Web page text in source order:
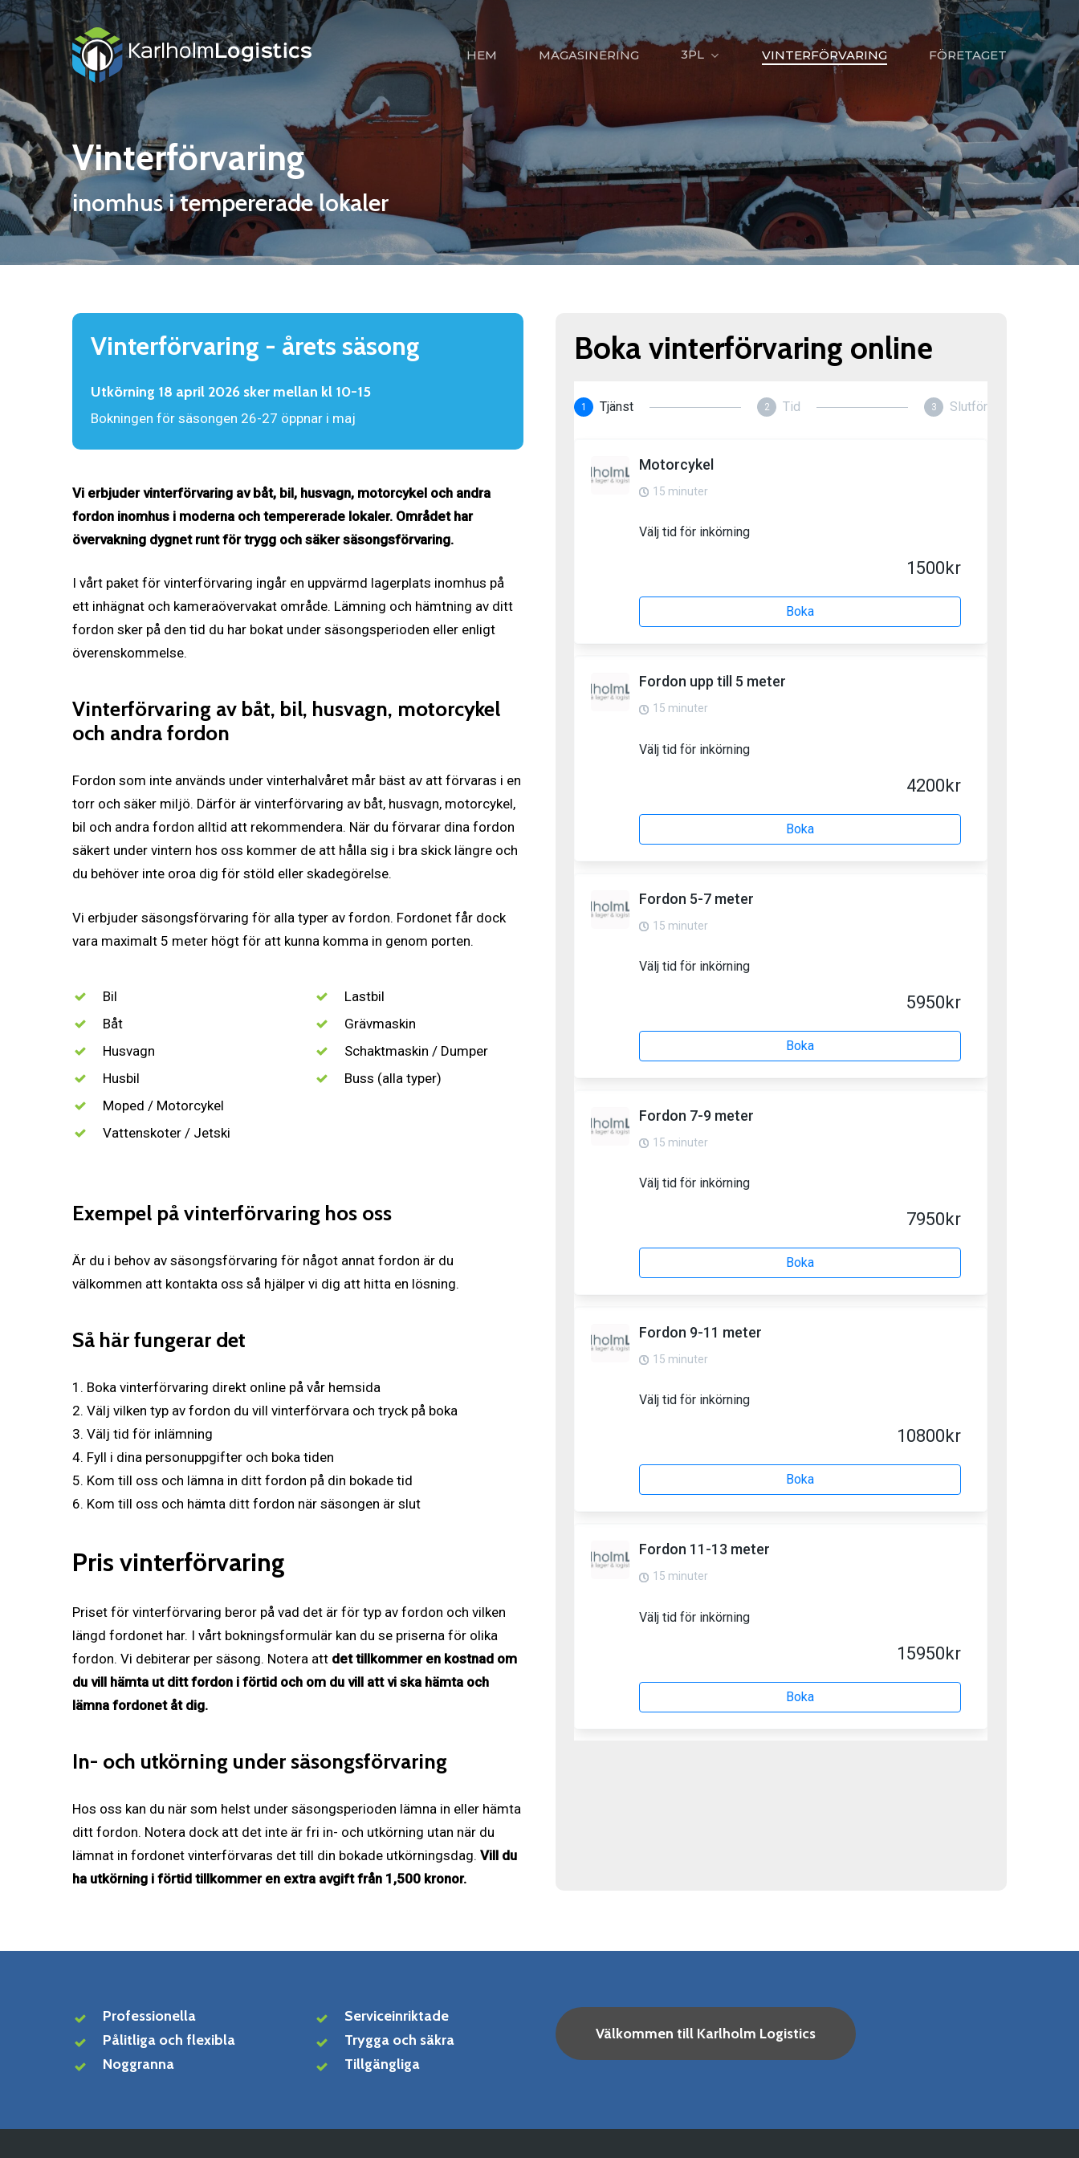
Skip
to
HEM MAGASINERING 3PL VINTERFÖRVARING FÖRETAGET
Vinterförvaring
inomhus i tempererade lokaler
Vinterförvaring - årets säsong
Utkörning 18 april 2026 sker mellan kl 10-15
Bokningen för säsongen 26-27 öppnar i maj
Vi erbjuder vinterförvaring av båt, bil, husvagn, motorcykel och andra
fordon inomhus i moderna och tempererade lokaler. Området har
övervakning dygnet runt för trygg och säker säsongsförvaring.
I vårt paket för vinterförvaring ingår en uppvärmd lagerplats inomhus på
ett inhägnat och kameraövervakat område. Lämning och hämtning av ditt
fordon sker på den tid du har bokat under säsongsperioden eller enligt
överenskommelse.
Vinterförvaring av båt, bil, husvagn, motorcykel
och andra fordon
Fordon som inte används under vinterhalvåret mår bäst av att förvaras i en
torr och säker miljö. Därför är vinterförvaring av båt, husvagn, motorcykel,
bil och andra fordon alltid att rekommendera. När du förvarar dina fordon
säkert under vintern hos oss kommer de att hålla sig i bra skick längre och
du behöver inte oroa dig för stöld eller skadegörelse.
Vi erbjuder säsongsförvaring för alla typer av fordon. Fordonet får dock
vara maximalt 5 meter högt för att kunna komma in genom porten.
Bil
Båt
Husvagn
Husbil
Moped / Motorcykel
Vattenskoter / Jetski
Lastbil
Grävmaskin
Schaktmaskin / Dumper
Buss (alla typer)
Exempel på vinterförvaring hos oss
Är du i behov av säsongsförvaring för något annat fordon är du
välkommen att kontakta oss så hjälper vi dig att hitta en lösning.
Så här fungerar det
1. Boka vinterförvaring direkt online på vår hemsida
2. Välj vilken typ av fordon du vill vinterförvara och tryck på boka
3. Välj tid för inlämning
4. Fyll i dina personuppgifter och boka tiden
5. Kom till oss och lämna in ditt fordon på din bokade tid
6. Kom till oss och hämta ditt fordon när säsongen är slut
Pris vinterförvaring
Priset för vinterförvaring beror på vad det är för typ av fordon och vilken
längd fordonet har. I vårt bokningsformulär kan du se priserna för olika
fordon. Vi debiterar per säsong. Notera att det tillkommer en kostnad om
du vill hämta ut ditt fordon i förtid och om du vill att vi ska hämta och
lämna fordonet åt dig.
In- och utkörning under säsongsförvaring
Hos oss kan du när som helst under säsongsperioden lämna in eller hämta
ditt fordon. Notera dock att det inte är fri in- och utkörning utan när du
lämnat in fordonet vinterförvaras det till din bokade utkörningsdag. Vill du
ha utkörning i förtid tillkommer en extra avgift från 1,500 kronor.
Boka vinterförvaring online
Professionella
Pålitliga och flexibla
Noggranna
Serviceinriktade
Trygga och säkra
Tillgängliga
Välkommen till Karlholm Logistics